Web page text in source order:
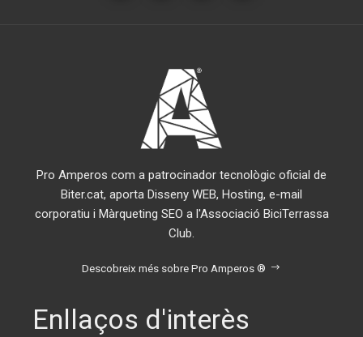
Pro Amperos com a patrocinador tecnològic oficial de
Biter.cat, aporta Disseny WEB, Hosting, e-mail
corporatiu i Màrqueting SEO a l'Associació BiciTerrassa
Club.
Descobreix més sobre Pro Amperos ®
Enllaços d'interès